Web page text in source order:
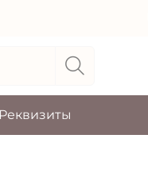
Реквизиты